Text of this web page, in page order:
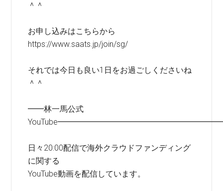
＾＾
お申し込みはこちらから
https://www.saats.jp/join/sg/
それでは今日も良い1日をお過ごしくださいね
＾＾
━━林一馬公式
日々20:00配信で海外クラウドファンディング
に関する
YouTube動画を配信しています。